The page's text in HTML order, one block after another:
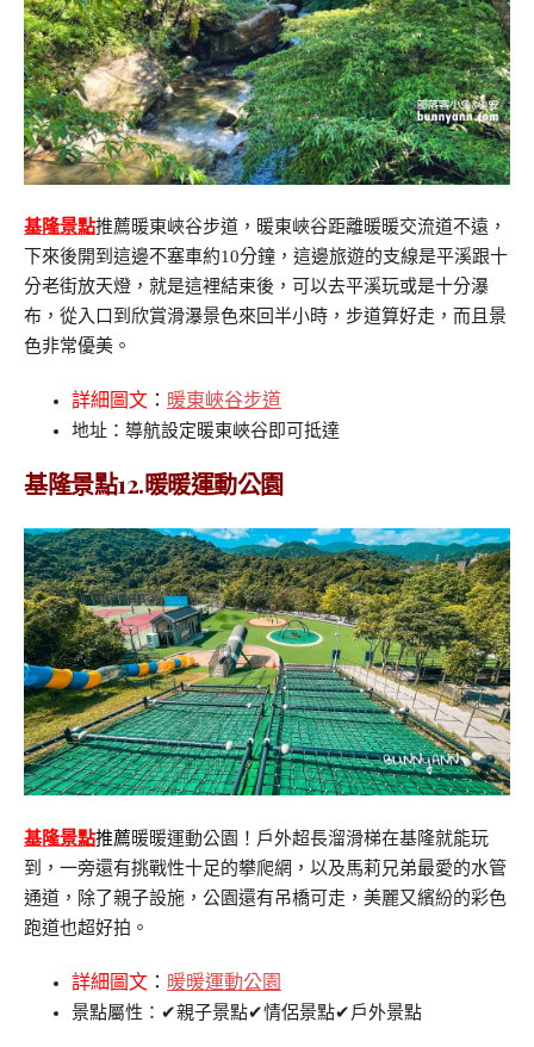
基隆景點推薦暖東峽谷步道，暖東峽谷距離暖暖交流道不遠，
下來後開到這邊不塞車約10分鐘，這邊旅遊的支線是平溪跟十
分老街放天燈，就是這裡結束後，可以去平溪玩或是十分瀑
布，從入口到欣賞滑瀑景色來回半小時，步道算好走，而且景
色非常優美。
詳細圖文 ： 暖東峽谷步道
地址：導航設定暖東峽谷即可抵達
基隆景點12.暖暖運動公園
基隆景點推薦暖暖運動公園！戶外超長溜滑梯在基隆就能玩
到，一旁還有挑戰性十足的攀爬網，以及馬莉兄弟最愛的水管
通道，除了親子設施，公園還有吊橋可走，美麗又繽紛的彩色
跑道也超好拍。
詳細圖文 ： 暖暖運動公園
景點屬性：✔親子景點✔情侶景點✔戶外景點